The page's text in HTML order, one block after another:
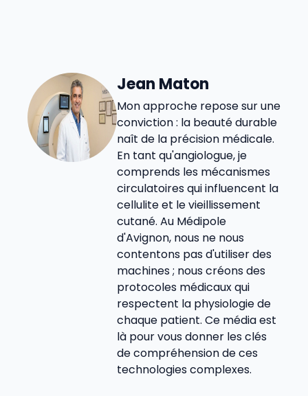
Jean Maton
Mon approche repose sur une
conviction : la beauté durable
naît de la précision médicale.
En tant qu'angiologue, je
comprends les mécanismes
circulatoires qui influencent la
cellulite et le vieillissement
cutané. Au Médipole
d'Avignon, nous ne nous
contentons pas d'utiliser des
machines ; nous créons des
protocoles médicaux qui
respectent la physiologie de
chaque patient. Ce média est
là pour vous donner les clés
de compréhension de ces
technologies complexes.